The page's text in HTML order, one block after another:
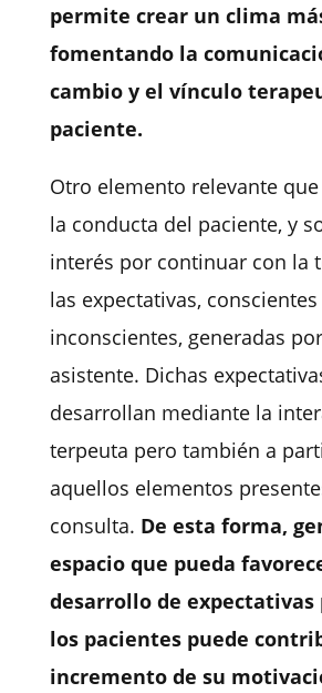
permite crear un clima
fomentando la
cambio y el vínculo
paciente.
Otro elemento relevante
la conducta del paciente, y
interés por continuar con la
las expectativas, conscientes
inconscientes, generadas
asistente. Dichas
desarrollan mediante la
terpeuta pero también a
aquellos elementos
consulta. De esta forma,
espacio que pueda
desarrollo de expectativas
los pacientes puede
incremento de su